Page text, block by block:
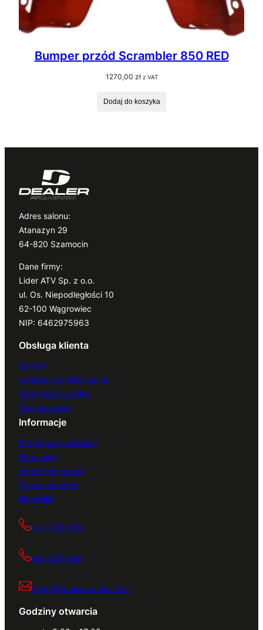
Bumper przód Scrambler 850 RED
1270,00 zł z VAT
Dodaj do koszyka
Adres salonu:
Atanazyn 29
64-820 Szamocin
Dane firmy:
Lider ATV Sp. z o.o.
ul. Os. Niepodległości 10
62-100 Wągrowiec
NIP: 6462975963
Obsługa klienta
Zwroty
Gwarancja i reklamacje
Płatności i wysyłka
Finansowanie
Informacje
Polityka prywatności
Regulamin
Import pojazdów
Serwis quadów
Kontakt
667 000 083
667 000 084
biuro@dealerszamocin.pl
Godziny otwarcia